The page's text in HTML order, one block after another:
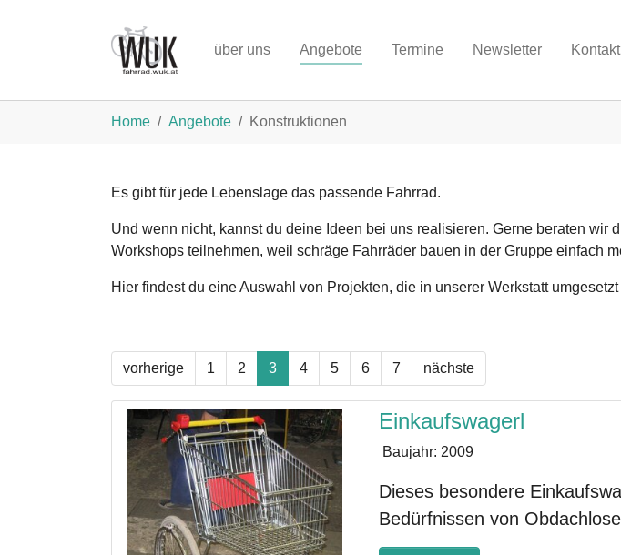
über uns Angebote Termine Newsletter Kontakt
Home Angebote Konstruktionen
Es gibt für jede Lebenslage das passende Fahrrad.
Und wenn nicht, kannst du deine Ideen bei uns realisieren. Gerne beraten
Workshops teilnehmen, weil schräge Fahrräder bauen in der Gruppe einfach
Hier findest du eine Auswahl von Projekten, die in unserer Werkstatt
vorherige 1 2 3 4 5 6 7 nächste
Einkaufswagerl
Baujahr: 2009
Dieses besondere
Bedürfnissen von